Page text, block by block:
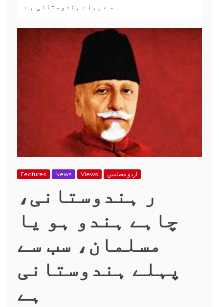
سے پہلے ہندوستانی ہے
Features News Views اردو مضامین
ر ہندوستانی،
چاہے ہندو ہو یا
مسلمان، سب سے
پہلے ہندوستانی
ہے